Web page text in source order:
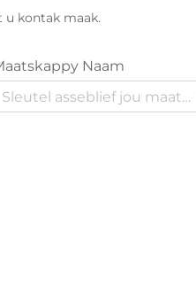
kontak maak.
Naam